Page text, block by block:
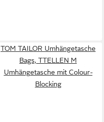
TOM TAILOR Umhängetasche
Bags, TTELLEN M
Umhängetasche mit Colour-
Blocking